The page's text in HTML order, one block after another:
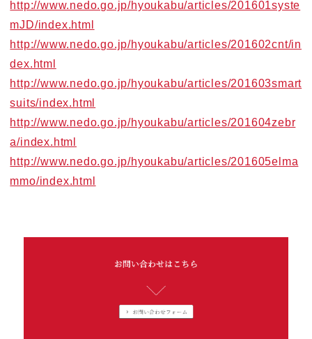
http://www.nedo.go.jp/hyoukabu/articles/201601syste
mJD/index.html
http://www.nedo.go.jp/hyoukabu/articles/201602cnt/in
dex.html
http://www.nedo.go.jp/hyoukabu/articles/201603smart
suits/index.html
http://www.nedo.go.jp/hyoukabu/articles/201604zebr
a/index.html
http://www.nedo.go.jp/hyoukabu/articles/201605elma
mmo/index.html